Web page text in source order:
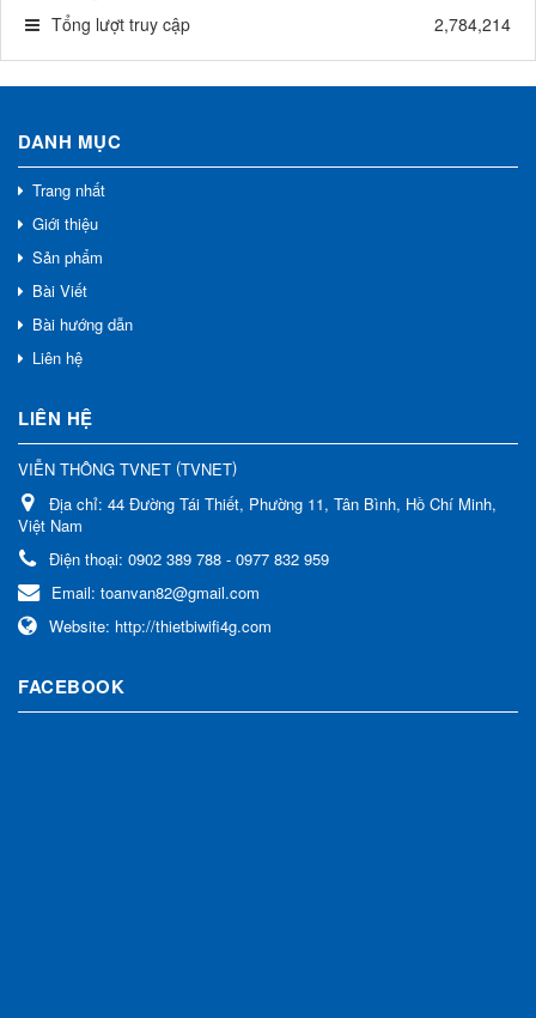
Tổng lượt truy cập
2,784,214
DANH MỤC
Trang nhất
Giới thiệu
Sản phẩm
Bài Viết
Bài hướng dẫn
Liên hệ
LIÊN HỆ
VIỄN THÔNG TVNET (TVNET)
Địa chỉ: 44 Đường Tái Thiết, Phường 11, Tân Bình, Hồ Chí Minh,
Việt Nam
Điện thoại: 0902 389 788 - 0977 832 959
Email: toanvan82@gmail.com
Website: http://thietbiwifi4g.com
FACEBOOK